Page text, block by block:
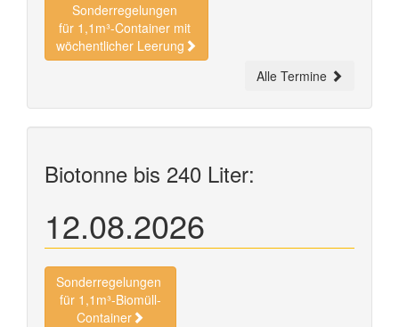
Sonderregelungen
für 1,1m³-Container mit
wöchentlicher Leerung
Alle Termine
Biotonne bis 240 Liter:
12.08.2026
Sonderregelungen
für 1,1m³-Biomüll-
Container